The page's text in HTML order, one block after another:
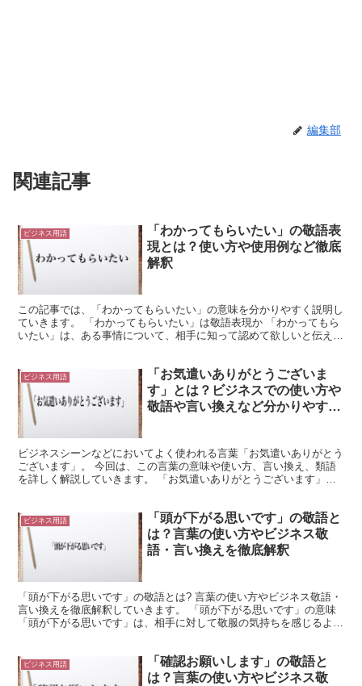
編集部
関連記事
ビジネス用語
「わかってもらいたい」の敬語表
現とは？使い方や使用例など徹底
解釈
この記事では、「わかってもらいたい」の意味を分かりやすく説明し
ていきます。 「わかってもらいたい」は敬語表現か 「わかってもら
いたい」は、ある事情について、相手に知って認めて欲しいと伝える
ビジネス用語
「お気遣いありがとうございま
す」とは？ビジネスでの使い方や
敬語や言い換えなど分かりやすく
ビジネスシーンなどにおいてよく使われる言葉「お気遣いありがとう
ございます」。 今回は、この言葉の意味や使い方、言い換え、類語
を詳しく解説していきます。 「お気遣いありがとうございます」の
ビジネス用語
「頭が下がる思いです」の敬語と
は？言葉の使い方やビジネス敬
語・言い換えを徹底解釈
「頭が下がる思いです」の敬語とは? 言葉の使い方やビジネス敬語・
言い換えを徹底解釈していきます。 「頭が下がる思いです」の意味
「頭が下がる思いです」は、相手に対して敬服の気持ちを感じるよう
ビジネス用語
「確認お願いします」の敬語と
は？言葉の使い方やビジネス敬